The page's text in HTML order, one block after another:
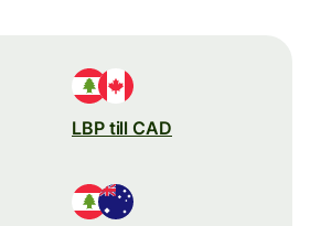
LBP till CAD